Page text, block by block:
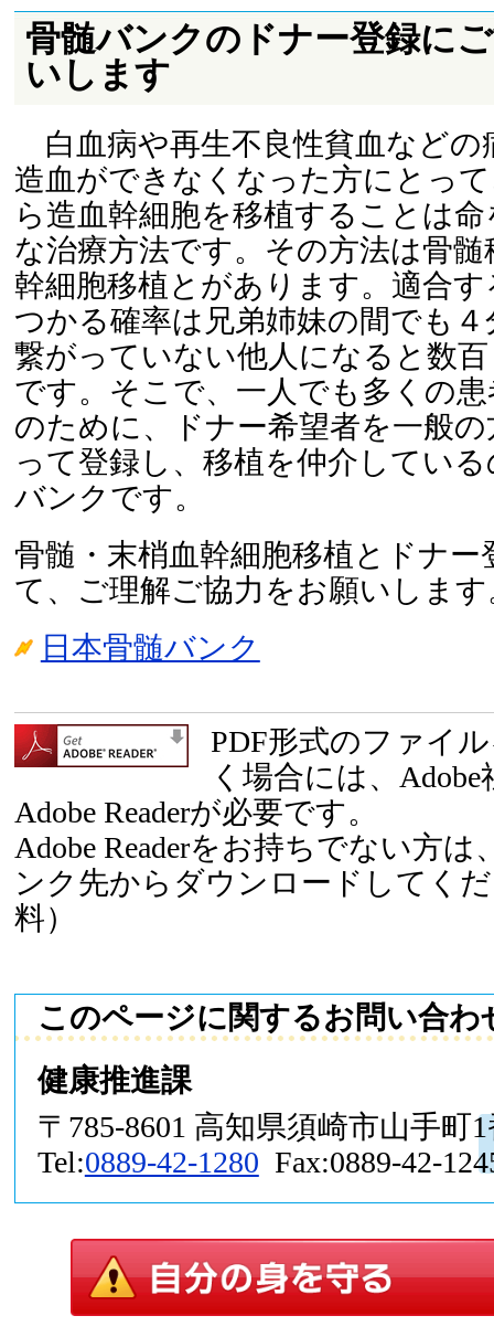
骨髄バンクのドナー登録に
いします
白血病や再生不良性貧血などの
造血ができなくなった方にとっ
ら造血幹細胞を移植することは
な治療方法です。その方法は骨髄
幹細胞移植とがあります。適合
つかる確率は兄弟姉妹の間でも
繋がっていない他人になると数
です。そこで、一人でも多くの
のために、ドナー希望者を一般
って登録し、移植を仲介してい
バンクです。
骨髄・末梢血幹細胞移植とドナー
て、ご理解ご協力をお願いします
日本骨髄バンク
PDF形式のファイ
く場合には、
Adobe Readerが必要です。
Adobe Readerをお持ちでない方は
ンク先からダウンロードしてく
料）
このページに関するお問い合わ
健康推進課
〒785-8601 高知県須崎市山手町
Tel:0889-42-1280 Fax:0889-42-